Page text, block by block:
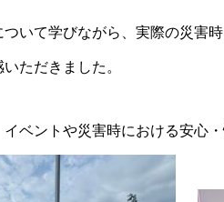
ついて学びながら、実際の災害
ただきました。
ベントや災害時における安心